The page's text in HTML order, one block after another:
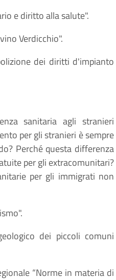
e diritto alla salute".
Verdicchio".
dei diritti d'impianto
sanitaria agli stranieri
per gli stranieri è sempre
Perché questa differenza
per gli extracomunitari?
per gli immigrati non
dei piccoli comuni
“Norme in materia di